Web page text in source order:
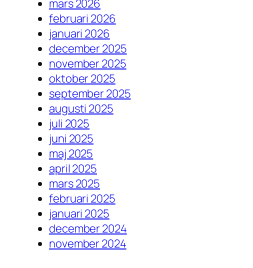
mars 2026
februari 2026
januari 2026
december 2025
november 2025
oktober 2025
september 2025
augusti 2025
juli 2025
juni 2025
maj 2025
april 2025
mars 2025
februari 2025
januari 2025
december 2024
november 2024